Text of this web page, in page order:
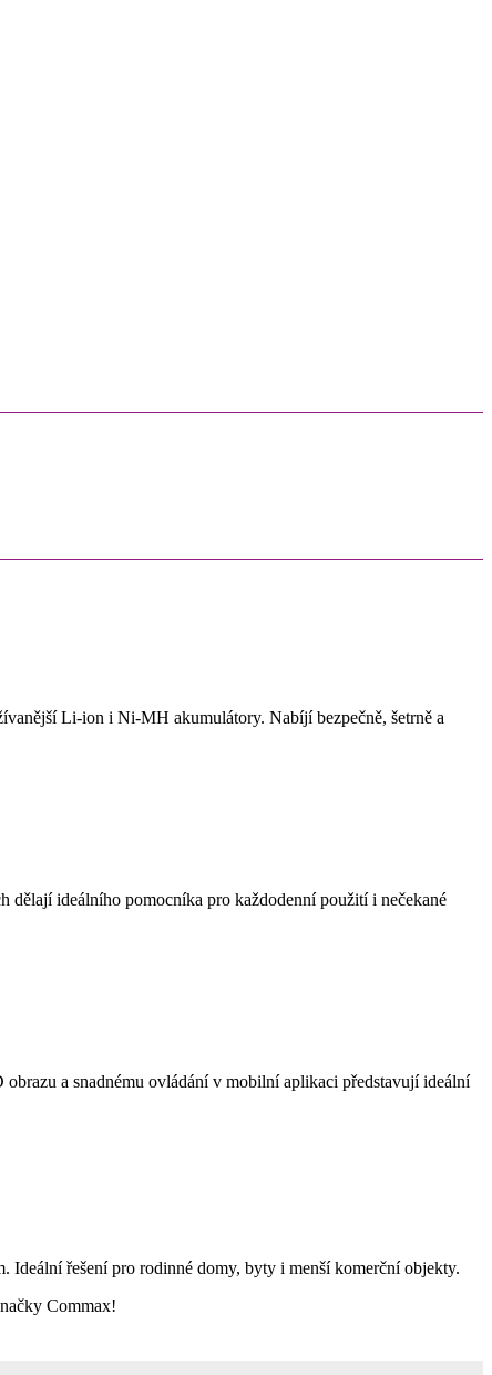
Li-ion i Ni-MH akumulátory. Nabíjí bezpečně, šetrně a
ideálního pomocníka pro každodenní použití i nečekané
a snadnému ovládání v mobilní aplikaci představují ideální
Ideální řešení pro rodinné domy, byty i menší komerční objekty.
Commax!